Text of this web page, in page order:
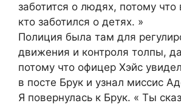
заботится о людях, потому
кто заботился о детях. »
Полиция была там для
движения и контроля толпы,
потому что офицер Хэйс
в посте Брук и узнал миссис
Я повернулась к Брук. « Ты